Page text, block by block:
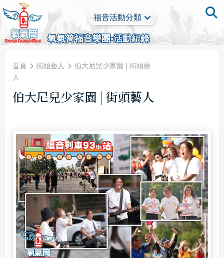
氧氣筒福音樂團•活動紀錄
福音活動分類
首頁 街頭藝人
伯大尼兒少家園 | 街頭藝
人
伯大尼兒少家園 | 街頭藝人